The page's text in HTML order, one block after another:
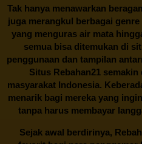
Tak hanya menawarkan
juga merangkul berbagai
yang menguras air mata
semua bisa ditemukan di
penggunaan dan tampilan
Situs Rebahan21semakin
masyarakat Indonesia.
menarik bagi mereka yang
tanpa harus membayar
Sejak awal berdirinya,